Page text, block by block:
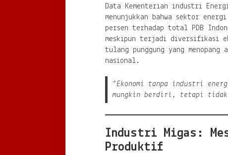
Data Kementerian industri
menunjukkan bahwa sektor
persen terhadap total PDB
meskipun terjadi diversifikasi
tulang punggung yang
nasional.
“Ekonomi tanpa industri
mungkin berdiri, tetapi tidak
Industri Migas:
Produktif